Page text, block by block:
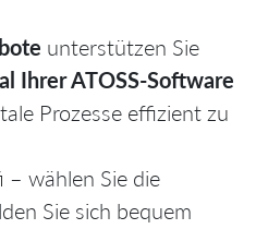
unterstützen Sie
Ihrer ATOSS-Software
Prozesse effizient zu
– wählen Sie die
Sie sich bequem